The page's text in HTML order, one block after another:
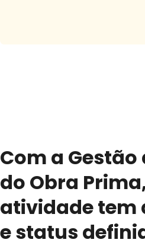
Com a Gestão
do Obra
atividade tem
e status